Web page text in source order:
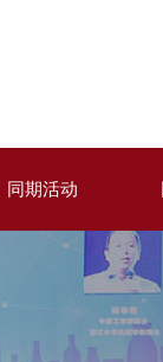
同期活动
米